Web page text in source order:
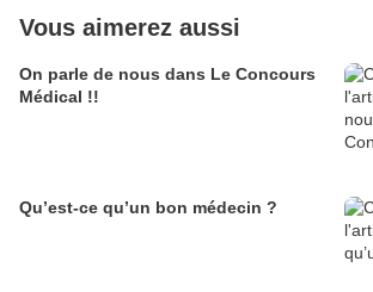
Vous aimerez aussi
On parle de nous dans Le Concours
Médical !!
Qu’est-ce qu’un bon médecin ?